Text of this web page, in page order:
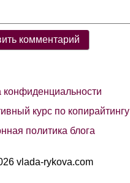
конфиденциальности
курс по копирайтингу
политика блога
vlada-rykova.com